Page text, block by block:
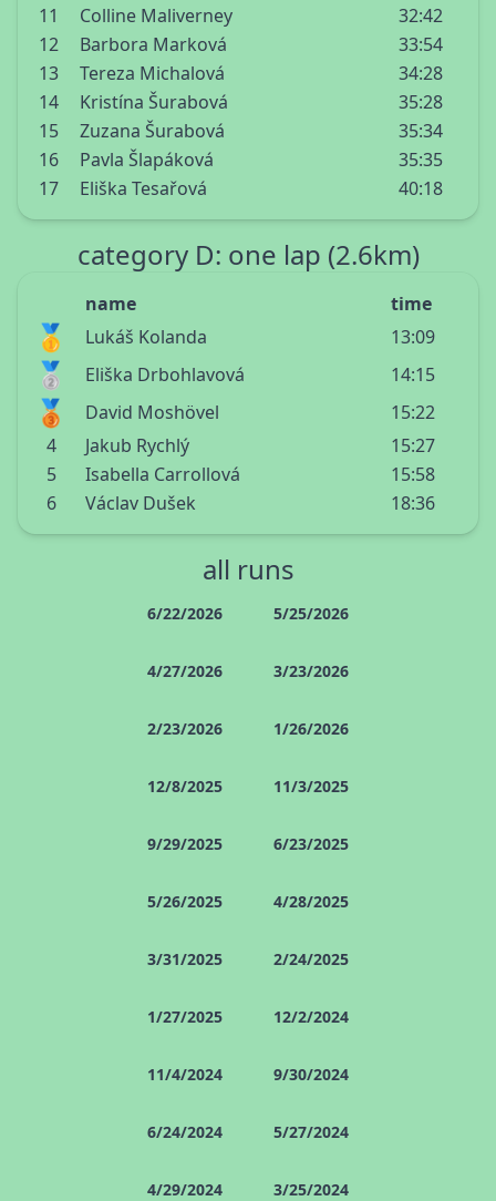
11
Colline Maliverney
32:42
12
Barbora Marková
33:54
13
Tereza Michalová
34:28
14
Kristína Šurabová
35:28
15
Zuzana Šurabová
35:34
16
Pavla Šlapáková
35:35
17
Eliška Tesařová 40:18
category D: one lap (2.6km)
name time
🥇 Lukáš Kolanda 13:09
🥈 Eliška Drbohlavová 14:15
🥉 David Moshövel
15:22
4
Jakub Rychlý
15:27
5
Isabella Carrollová
15:58
6
Václav Dušek 18:36
all runs
6/22/2026 5/25/2026
4/27/2026 3/23/2026
2/23/2026 1/26/2026
12/8/2025 11/3/2025
9/29/2025 6/23/2025
5/26/2025 4/28/2025
3/31/2025 2/24/2025
1/27/2025 12/2/2024
11/4/2024 9/30/2024
6/24/2024 5/27/2024
4/29/2024 3/25/2024